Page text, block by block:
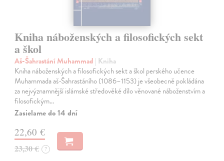
Kniha náboženských a filosofických sekt
a škol
Aš-Šahrastání Muhammad | Kniha
Kniha náboženských a filosofických sekt a škol perského učence
Muhammada aš-Šahrastáního (1086–1153) je všeobecně pokládána
za nejvýznamnější islámské středověké dílo věnované náboženstvím a
filosofickým…
Zasielame do 14 dní
22,60 €
23,30 € ?